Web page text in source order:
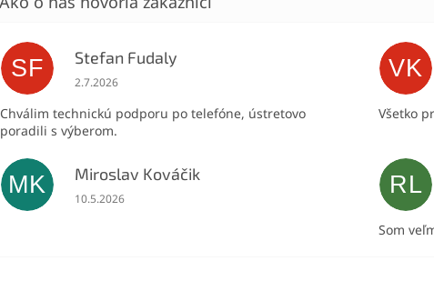
SF Stefan Fudaly
Hodnotenie obchodu je 5 z 5 hviezdičiek.
2.7.2026
Chválim technickú podporu po telefóne, ústretovo
poradili s výberom.
VK
Všetko
MK Miroslav Kováčik
Hodnotenie obchodu je 5 z 5 hviezdičiek.
10.5.2026
RL
Som